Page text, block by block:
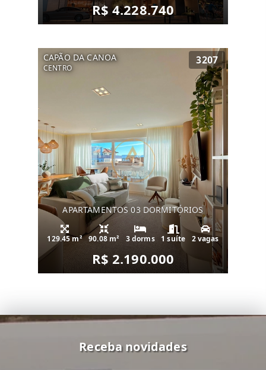
R$ 4.228.740
CAPÃO DA CANOA
CENTRO
3207
APARTAMENTOS 03 DORMITÓRIOS
129.45 m² 90.08 m² 3 dorms 1 suíte 2 vagas
R$ 2.190.000
Receba novidades